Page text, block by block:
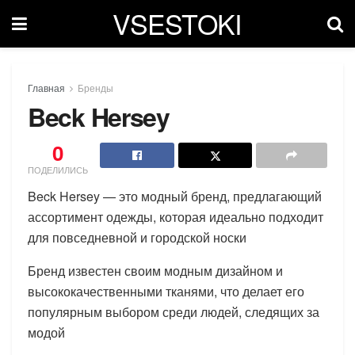
VSESTOKI
Главная Бренды
Beck Hersey
0
ПОДЕЛИЛИСЬ
Beck Hersey — это модный бренд, предлагающий
ассортимент одежды, которая идеально подходит
для повседневной и городской носки
Бренд известен своим модным дизайном и
высококачественными тканями, что делает его
популярным выбором среди людей, следящих за
модой